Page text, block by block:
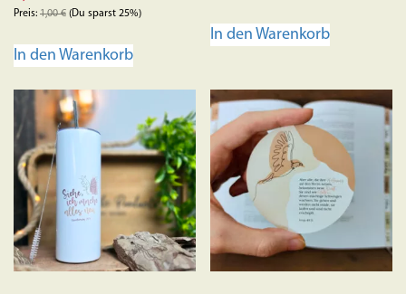
Preis: 1,00€ (Du sparst 25%)
In den Warenkorb
In den Warenkorb